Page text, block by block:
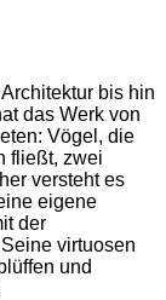
bis hin
das Werk von
Vögel, die
fließt, zwei
versteht es
eigene
der
virtuosen
und